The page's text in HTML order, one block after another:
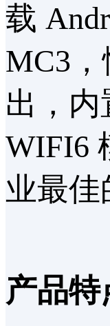
载
MC3
出，内
WIFI6
业最佳
产品特